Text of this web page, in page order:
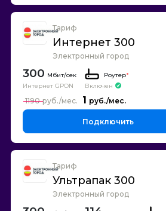
Тариф
Интернет 300
Электронный город
300
Интернет GPON
Роутер*
Включен
1
1190
Подключить
Тариф
Ультрапак 300
Электронный город